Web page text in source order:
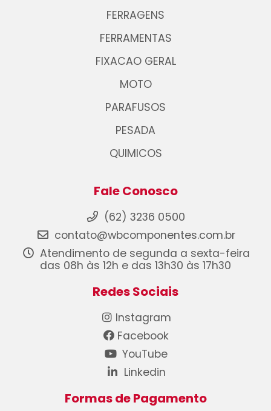
FERRAGENS
FERRAMENTAS
FIXACAO GERAL
MOTO
PARAFUSOS
PESADA
QUIMICOS
Fale Conosco
(62) 3236 0500
contato@wbcomponentes.com.br
Atendimento de segunda a sexta-feira
das 08h às 12h e das 13h30 às 17h30
Redes Sociais
Instagram
Facebook
YouTube
Linkedin
Formas de Pagamento